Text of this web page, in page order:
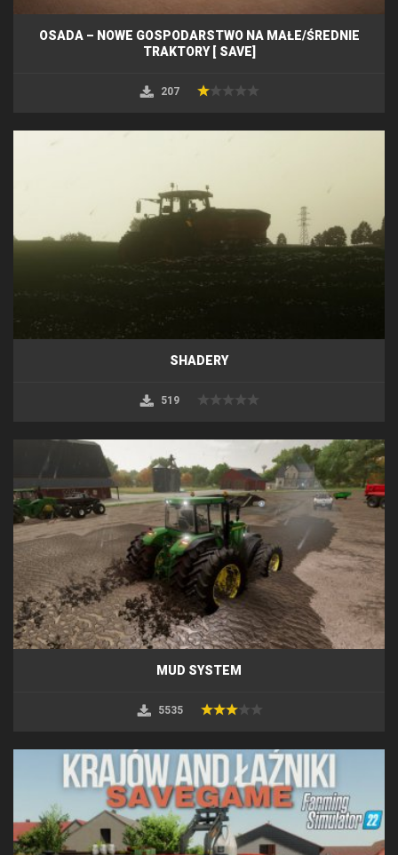
OSADA – NOWE GOSPODARSTWO NA MAŁE/ŚREDNIE
TRAKTORY [ SAVE]
207
SHADERY
519
MUD SYSTEM
5535